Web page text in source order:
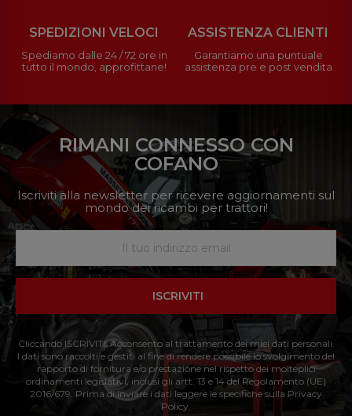
SPEDIZIONI VELOCI
Spediamo dalle 24 / 72 ore in
tutto il mondo, approfittane!
ASSISTENZA CLIENTI
Garantiamo una puntuale
assistenza pre e post vendita
RIMANI CONNESSO CON
COFANO
Iscriviti alla newsletter per ricevere aggiornamenti sul
mondo dei ricambi per trattori!
ISCRIVITI
Cliccando ISCRIVITI: Acconsento al trattamento dei miei dati personali.
I dati sono raccolti e gestiti al fine di rendere possibile lo svolgimento del
rapporto di fornitura e/o prestazione nel rispetto dei molteplici
ordinamenti legislativi, inclusi gli artt. 13 e 14 del Regolamento (UE)
2016/679. Prima di inviare i dati leggere le specifiche sulla Privacy
Policy.